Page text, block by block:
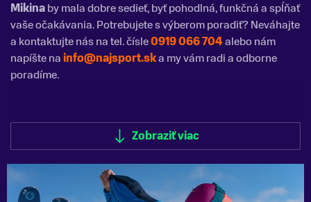
Mikinaby mala dobre sedieť, byť pohodlná, funkčná a spĺňať
vaše očakávania. Potrebujete s výberom poradiť? Neváhajte
a kontaktujte nás na tel. čísle0919 066 704alebo nám
napíšte nainfo@najsport.ska my vám radi a odborne
poradíme.
Zobraziť viac
Zobraziť menej